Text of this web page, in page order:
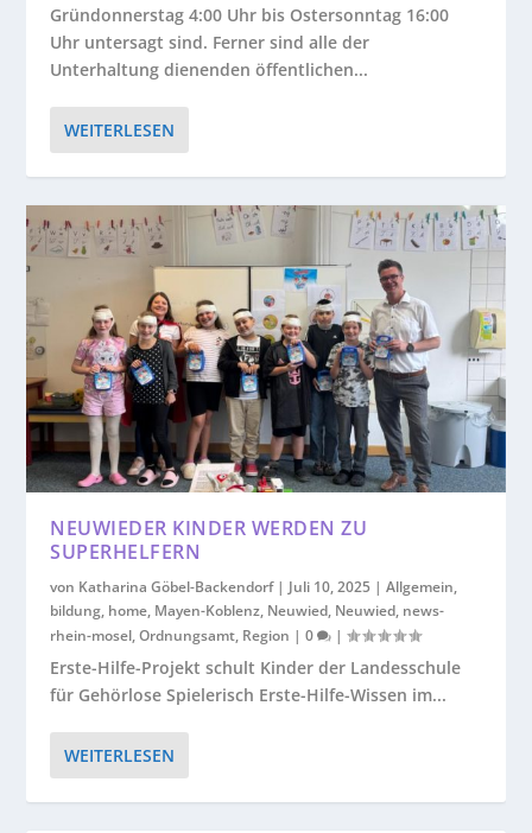
Gründonnerstag 4:00 Uhr bis Ostersonntag 16:00
Uhr untersagt sind. Ferner sind alle der
Unterhaltung dienenden öffentlichen...
WEITERLESEN
NEUWIEDER KINDER WERDEN ZU
SUPERHELFERN
von Katharina Göbel-Backendorf| Juli 10, 2025 |Allgemein,
bildung, home, Mayen-Koblenz, Neuwied, Neuwied, news-
rhein-mosel,Ordnungsamt, Region |0 |
Erste-Hilfe-Projekt schult Kinder der Landesschule
für Gehörlose Spielerisch Erste-Hilfe-Wissen im...
WEITERLESEN